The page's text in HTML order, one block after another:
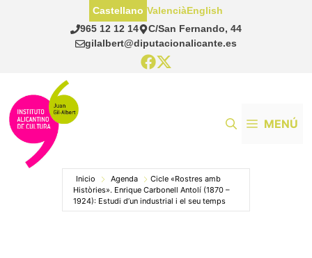
965 12 12 14
C/San Fernando, 44
gilalbert@diputacionalicante.es
Castellano ValenciàEnglish
MENÚ
Inicio Agenda
Cicle «Rostres amb
Històries». Enrique Carbonell Antolí (1870 –
1924): Estudi d’un industrial i el seu temps